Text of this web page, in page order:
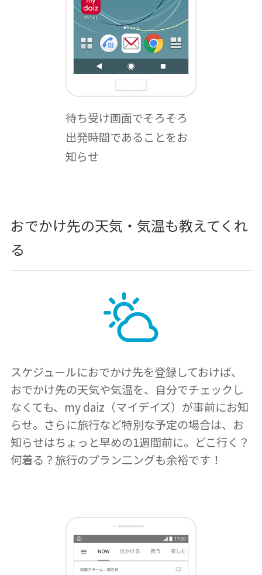
待ち受け画面でそろそろ
出発時間であることをお
知らせ
おでかけ先の天気・気温も教えてくれ
る
スケジュールにおでかけ先を登録しておけば、
おでかけ先の天気や気温を、自分でチェックし
なくても、my daiz（マイデイズ）が事前にお知
らせ。さらに旅行など特別な予定の場合は、お
知らせはちょっと早めの1週間前に。どこ行く？
何着る？旅行のプラン二ングも余裕です！